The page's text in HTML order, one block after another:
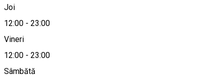
Joi
12:00 - 23:00
Vineri
12:00 - 23:00
Sâmbătă
office@pava.ro